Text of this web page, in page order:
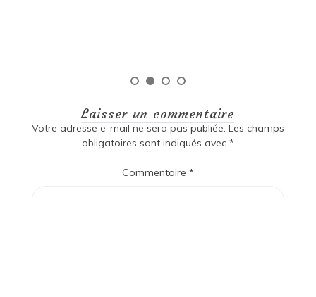
Laisser un commentaire
Votre adresse e-mail ne sera pas publiée. Les champs
obligatoires sont indiqués avec *
Commentaire *